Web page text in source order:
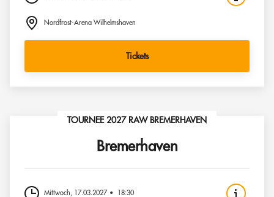
Nordfrost-Arena Wilhelmshaven
Tickets
TOURNEE 2027 RAW BREMERHAVEN
Bremerhaven
Mittwoch, 17.03.2027 18:30